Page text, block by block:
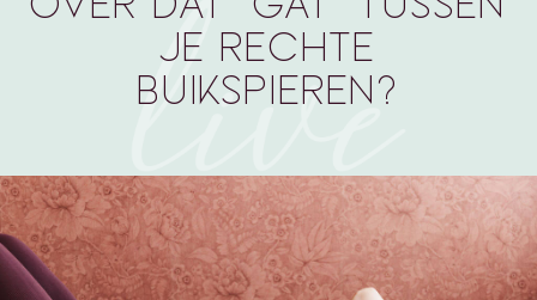
je rechte
buikspieren?